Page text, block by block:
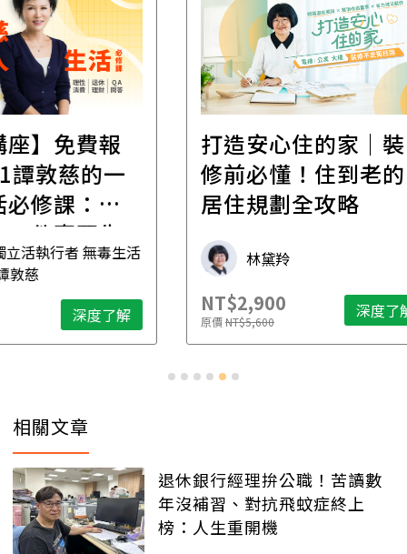
活
打造安心住的家｜裝
修前必懂！住到老的
居住規劃全攻略
林黛羚
NT$2,900
原價 NT$5,600 深度了解
遺
產
原價
相關文章
退休銀行經理拚公職！苦讀數
年沒補習、對抗飛蚊症終上
榜：人生重開機